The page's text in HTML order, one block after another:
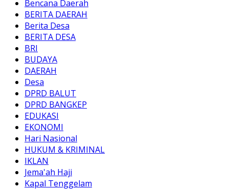
Bencana Daerah
BERITA DAERAH
Berita Desa
BERITA DESA
BRI
BUDAYA
DAERAH
Desa
DPRD BALUT
DPRD BANGKEP
EDUKASI
EKONOMI
Hari Nasional
HUKUM & KRIMINAL
IKLAN
Jema'ah Haji
Kapal Tenggelam